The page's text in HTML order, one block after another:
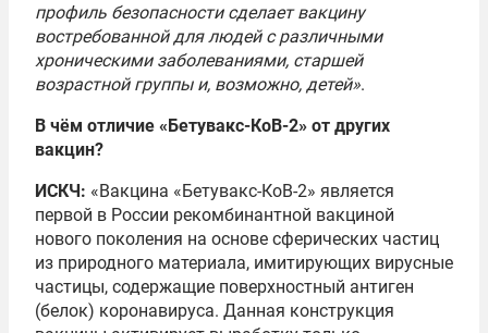
профиль безопасности сделает вакцину
востребованной для людей с различными
хроническими заболеваниями, старшей
возрастной группы и, возможно, детей».
В чём отличие «Бетувакс-КоВ-2» от других
вакцин?
ИСКЧ: «Вакцина «Бетувакс-КоВ-2» является
первой в России рекомбинантной вакциной
нового поколения на основе сферических частиц
из природного материала, имитирующих вирусные
частицы, содержащие поверхностный антиген
(белок) коронавируса. Данная конструкция